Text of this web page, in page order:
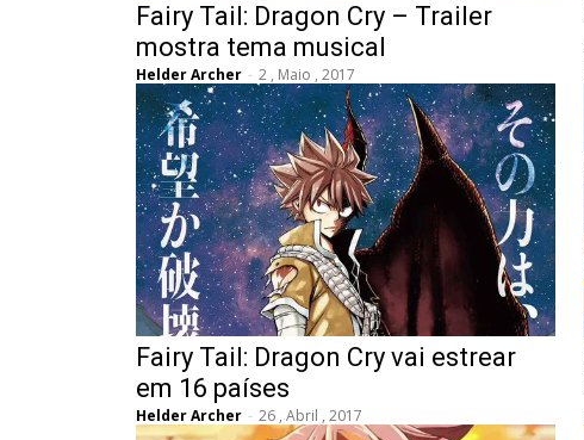
Fairy Tail: Dragon Cry – Trailer
mostra tema musical
Helder Archer - 2 , Maio , 2017
Fairy Tail: Dragon Cry vai estrear
em 16 países
Helder Archer - 26 , Abril , 2017